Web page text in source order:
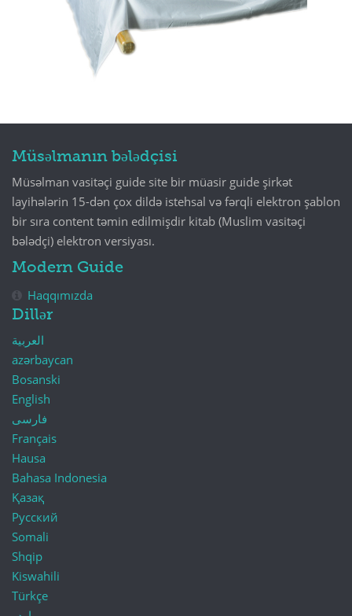
Müsəlmanın bələdçisi
Müsəlman vasitəçi guide site bir müasir guide şirkət
layihələrin 15-dən çox dildə istehsal və fərqli elektron şablon
bir sıra content təmin edilmişdir kitab (Muslim vasitəçi
bələdçi) elektron versiyası.
Modern Guide
Haqqımızda
Dillər
العربية
azərbaycan
Bosanski
English
فارسی
Français
Hausa
Bahasa Indonesia
Қазақ
Русский
Somali
Shqip
Kiswahili
Türkçe